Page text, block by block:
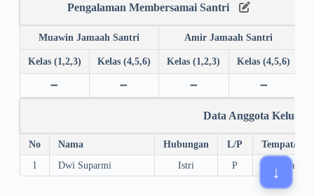
Pengalaman Membersamai Santri
Muawin Jamaah Santri Amir Jamaah Santri
Kelas (1,2,3) Kelas (4,5,6) Kelas (1,2,3) Kelas (4,5,6)
➖ ➖ ➖ ➖
Data Anggota
No Nama Hubungan L/P
Tempat/
1
Dwi Suparmi Istri P